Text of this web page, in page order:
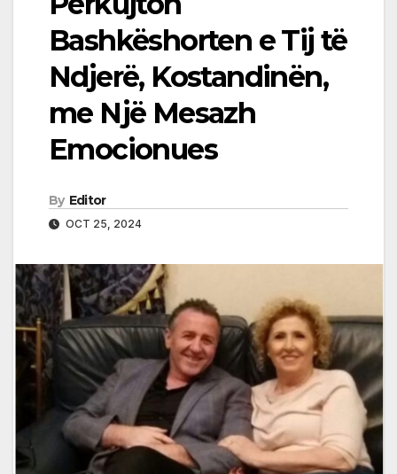
Bashkëshorten e Tij të
Ndjerë, Kostandinën,
me Një Mesazh
Emocionues
By Editor
OCT 25, 2024